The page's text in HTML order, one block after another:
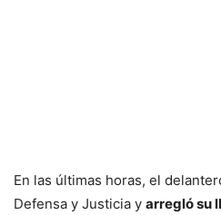
En las últimas horas, el
Defensa y Justicia y arregló su